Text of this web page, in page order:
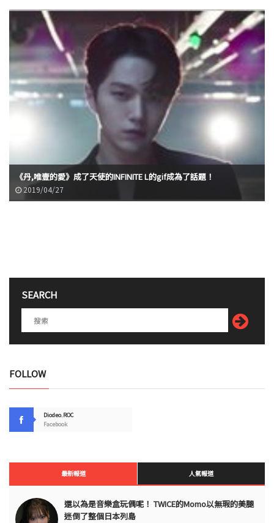
《丹,唯壹的愛》成了天使的INFINITE L的gif成為了話題！
2019/04/27
SEARCH
FOLLOW
Diodeo.ROC
Facebook
最新報道 人氣報道
還以為是音樂盒玩偶呢！ TWICE的Momo以無瑕的美腿
迷倒了整個日本列島